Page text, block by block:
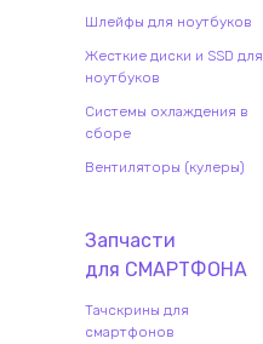
Шлейфы для ноутбуков
Жесткие диски и SSD для
ноутбуков
Системы охлаждения в
сборе
Вентиляторы (кулеры)
Запчасти
для СМАРТФОНА
Тачскрины для
смартфонов